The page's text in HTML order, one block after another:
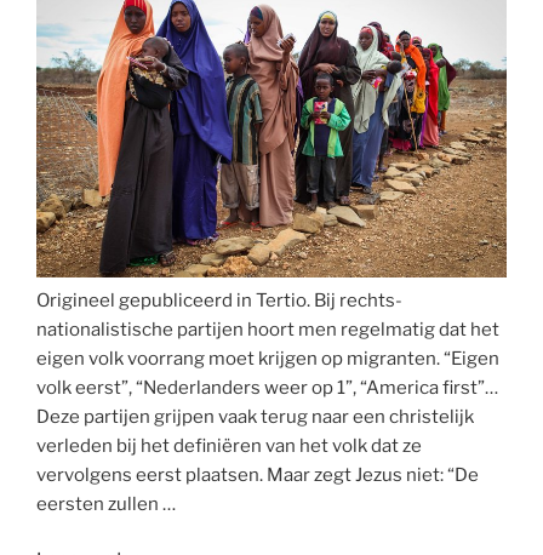
Origineel gepubliceerd in Tertio. Bij rechts-
nationalistische partijen hoort men regelmatig dat het
eigen volk voorrang moet krijgen op migranten. “Eigen
volk eerst”, “Nederlanders weer op 1”, “America first”…
Deze partijen grijpen vaak terug naar een christelijk
verleden bij het definiëren van het volk dat ze
vervolgens eerst plaatsen. Maar zegt Jezus niet: “De
eersten zullen …